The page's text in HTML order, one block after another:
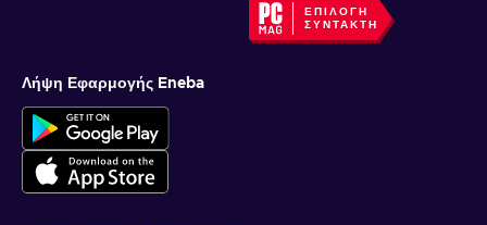
ΕΠΙΛΟΓΉ
ΣΥΝΤΆΚΤΗ
Λήψη Εφαρμογής Eneba